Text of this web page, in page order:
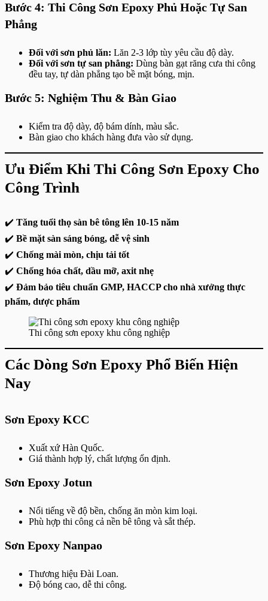
Bước 4: Thi Công Sơn Epoxy Phủ Hoặc Tự San
Phẳng
Đối với sơn phủ lăn: Lăn 2-3 lớp tùy yêu cầu độ dày.
Đối với sơn tự san phẳng: Dùng bàn gạt răng cưa thi công
đều tay, tự dàn phẳng tạo bề mặt bóng, mịn.
Bước 5: Nghiệm Thu & Bàn Giao
Kiểm tra độ dày, độ bám dính, màu sắc.
Bàn giao cho khách hàng đưa vào sử dụng.
Ưu Điểm Khi Thi Công Sơn Epoxy Cho
Công Trình
✔️ Tăng tuổi thọ sàn bê tông lên 10-15 năm
✔️ Bề mặt sàn sáng bóng, dễ vệ sinh
✔️ Chống mài mòn, chịu tải tốt
✔️ Chống hóa chất, dầu mỡ, axit nhẹ
✔️ Đảm bảo tiêu chuẩn GMP, HACCP cho nhà xưởng thực
phẩm, dược phẩm
Thi công sơn epoxy khu công nghiệp
Các Dòng Sơn Epoxy Phổ Biến Hiện
Nay
Sơn Epoxy KCC
Xuất xứ Hàn Quốc.
Giá thành hợp lý, chất lượng ổn định.
Sơn Epoxy Jotun
Nổi tiếng về độ bền, chống ăn mòn kim loại.
Phù hợp thi công cả nền bê tông và sắt thép.
Sơn Epoxy Nanpao
Thương hiệu Đài Loan.
Độ bóng cao, dễ thi công.